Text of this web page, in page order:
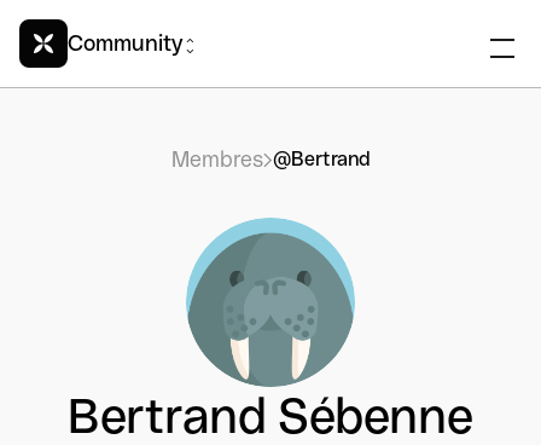
Community
Membres @Bertrand
Bertrand Sébenne